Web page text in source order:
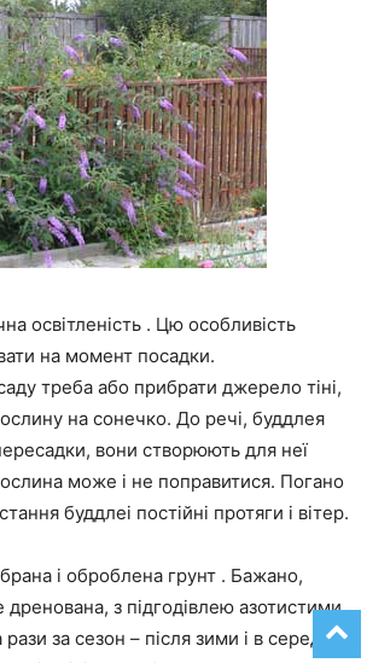
освітленість . Цю особливість
на момент посадки.
треба або прибрати джерело тіні,
на сонечко. До речі, буддлея
вони створюють для неї
може і не поправитися. Погано
буддлеі постійні протяги і вітер.
і оброблена грунт . Бажано,
дренована, з підгодівлею азотистими
за сезон – після зими і в середині